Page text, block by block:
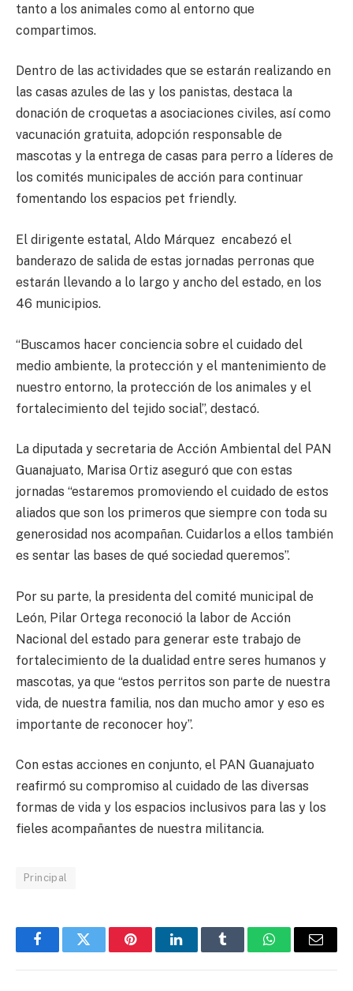
tanto a los animales como al entorno que
compartimos.
Dentro de las actividades que se estarán realizando en
las casas azules de las y los panistas, destaca la
donación de croquetas a asociaciones civiles, así como
vacunación gratuita, adopción responsable de
mascotas y la entrega de casas para perro a líderes de
los comités municipales de acción para continuar
fomentando los espacios pet friendly.
El dirigente estatal, Aldo Márquez encabezó el
banderazo de salida de estas jornadas perronas que
estarán llevando a lo largo y ancho del estado, en los
46 municipios.
“Buscamos hacer conciencia sobre el cuidado del
medio ambiente, la protección y el mantenimiento de
nuestro entorno, la protección de los animales y el
fortalecimiento del tejido social”, destacó.
La diputada y secretaria de Acción Ambiental del PAN
Guanajuato, Marisa Ortiz aseguró que con estas
jornadas “estaremos promoviendo el cuidado de estos
aliados que son los primeros que siempre con toda su
generosidad nos acompañan. Cuidarlos a ellos también
es sentar las bases de qué sociedad queremos”.
Por su parte, la presidenta del comité municipal de
León, Pilar Ortega reconoció la labor de Acción
Nacional del estado para generar este trabajo de
fortalecimiento de la dualidad entre seres humanos y
mascotas, ya que “estos perritos son parte de nuestra
vida, de nuestra familia, nos dan mucho amor y eso es
importante de reconocer hoy”.
Con estas acciones en conjunto, el PAN Guanajuato
reafirmó su compromiso al cuidado de las diversas
formas de vida y los espacios inclusivos para las y los
fieles acompañantes de nuestra militancia.
Principal
FacebookTwitter PinterestLinkedInTumblr WhatsAppEmail